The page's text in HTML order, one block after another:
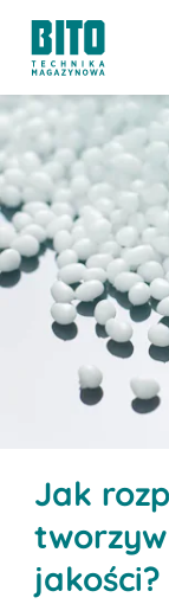
Jak
jakości?